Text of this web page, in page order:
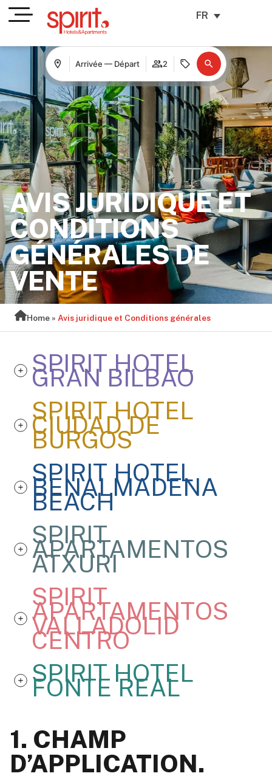
FR
Arrivée — Départ 2
AVIS JURIDIQUE ET
CONDITIONS
GÉNÉRALES DE
VENTE
Home » Avis juridique et Conditions générales
1. CHAMP
D’APPLICATION.
SPIRIT HOTEL
GRAN BILBAO
SPIRIT HOTEL
CIUDAD DE
BURGOS
SPIRIT HOTEL
BENALMADENA
BEACH
SPIRIT
APARTAMENTOS
ATXURI
SPIRIT
APARTAMENTOS
VALLADOLID
CENTRO
SPIRIT HOTEL
FONTE REAL